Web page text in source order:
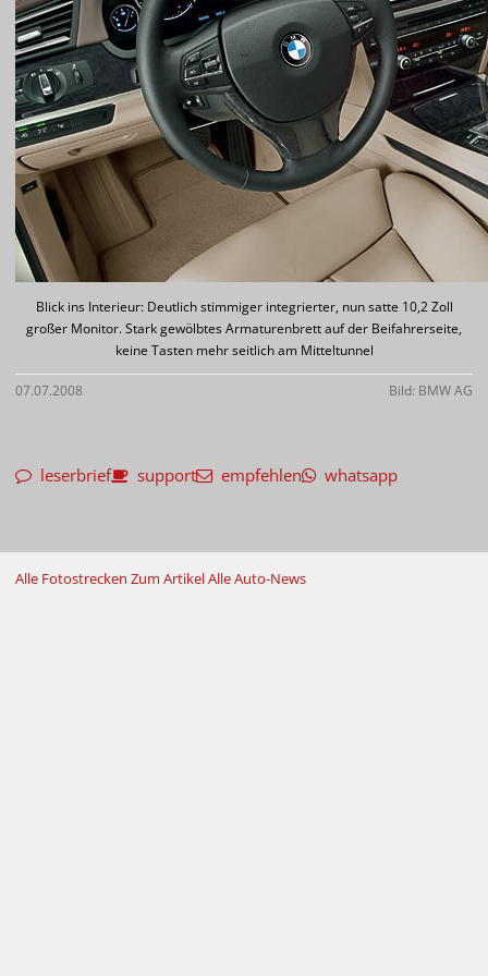
Blick ins Interieur: Deutlich stimmiger integrierter, nun satte 10,2 Zoll
großer Monitor. Stark gewölbtes Armaturenbrett auf der Beifahrerseite,
keine Tasten mehr seitlich am Mitteltunnel
07.07.2008 Bild: BMW AG
leserbrief support empfehlen whatsapp
Alle Fotostrecken Zum ArtikelAlle Auto-News